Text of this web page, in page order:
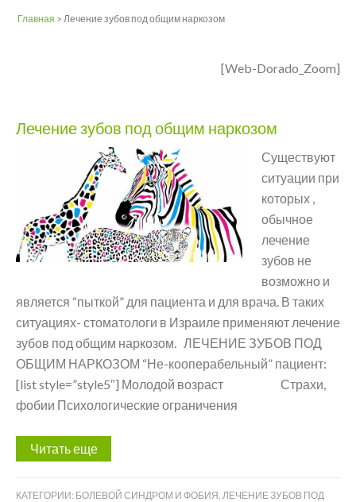
Главная > Лечение зубов под общим наркозом
[Web-Dorado_Zoom]
Лечение зубов под общим наркозом
Существуют
ситуации при
которых ,
обычное
лечение
зубов не
возможно и
является “пыткой” для пациента и для врача. В таких
ситуациях- стоматологи в Израиле применяют лечение
зубов под общим наркозом. ЛЕЧЕНИЕ ЗУБОВ ПОД
ОБЩИМ НАРКОЗОМ “Не-кооперабельный” пациент:
[list style=”style5″] Молодой возраст Страхи,
фобии Психологические ограничения
Читать еще
КАТЕГОРИИ: БОЛЕВОЙ СИНДРОМ И ФОБИЯ, ЛЕЧЕНИЕ ЗУБОВ ПОД